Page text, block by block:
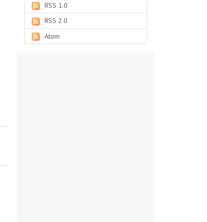
RSS 1.0
RSS 2.0
Atom